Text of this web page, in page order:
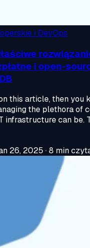
i DevOps
i open-
this article, then you
the plethora of
infrastructure can be.
26, 2025 ·8 min